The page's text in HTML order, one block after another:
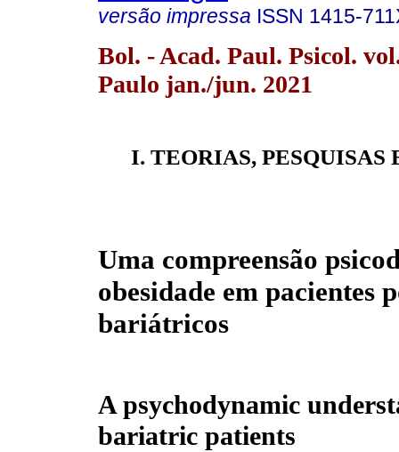
versão impressa ISSN 1415-
Bol. - Acad. Paul. Psicol.
Paulo jan./jun. 2021
I. TEORIAS, PESQUISAS
Uma compreensão
obesidade em pacientes
bariátricos
A psychodynamic
bariatric patients